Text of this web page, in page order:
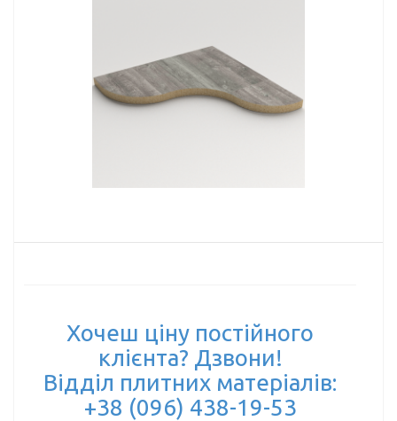
Хочеш ціну постійного
клієнта? Дзвони!
Відділ плитних матеріалів:
+38 (096) 438-19-53